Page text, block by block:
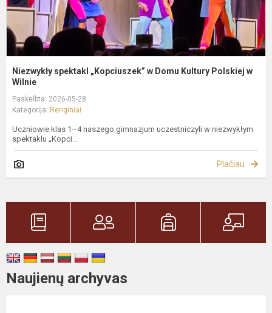
Niezwykły spektakl „Kopciuszek” w Domu Kultury Polskiej w
Wilnie
Paskelbta: 2026-05-28
Kategorija: Renginiai
Uczniowie klas 1–4 naszego gimnazjum uczestniczyli w niezwykłym
spektaklu „Kopci...
Plačiau
Naujienų archyvas